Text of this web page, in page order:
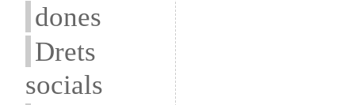
dones
Drets
socials